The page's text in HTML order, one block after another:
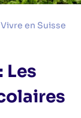
Vivre en Suisse
Les